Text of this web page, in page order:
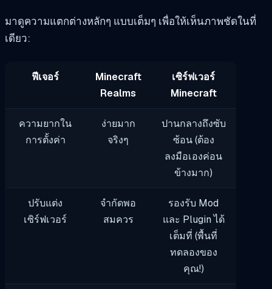
มาดูความแตกต่างหลักๆ แบบเต็มๆ เพื่อให้เห็นภาพชัดในที่
เดียว:
ฟีเจอร์
Minecraft
Realms
เซิร์ฟเวอร์
Minecraft
ความยากใน
การตั้งค่า
ง่ายมาก
จริงๆ
ปานกลางถึงซับ
ซ้อน (ต้อง
ลงมือเองค่อน
ข้างมาก)
ปรับแต่ง
เซิร์ฟเวอร์
จำกัดพอ
สมควร
รองรับ Mod
และ Plugin ได้
เต็มที่ (พื้นที่
ทดลองของ
คุณ!)